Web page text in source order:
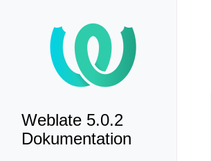
Weblate 5.0.2
Dokumentation